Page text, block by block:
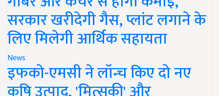
सरकार खरीदेगी गैस, प्लांट लगाने के
लिए मिलेगी आर्थिक सहायता
News
इफको-एमसी ने लॉन्च किए दो नए